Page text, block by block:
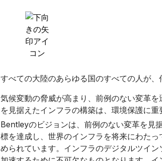
すべての大陸のあらゆる国のすべての人が、
気候変動の脅威が高まり、前例のない変革
を見据えたインフラの構築は、環境保護に重
Bentleyのビジョンは、前例のない変革を見
標を達成し、世界のインフラを将来にわた
められています。インフラのデジタルツイン